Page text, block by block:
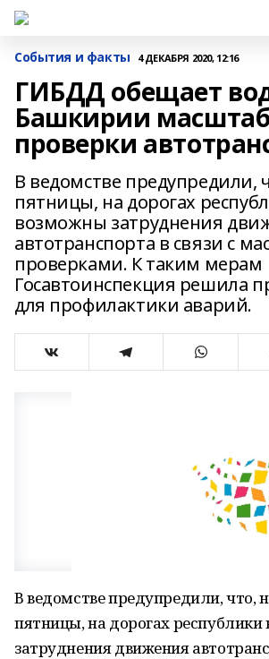
События и факты 4 ДЕКАБРЯ 2020, 12:16
ГИБДД обещает
Башкирии
проверки
В ведомстве предупредили,
пятницы, на дорогах
возможны затруднения
автотранспорта в связи с
проверками. К таким мерам
Госавтоинспекция решила
для профилактики аварий.
В ведомстве предупредили, что,
пятницы, на дорогах
затруднения движения